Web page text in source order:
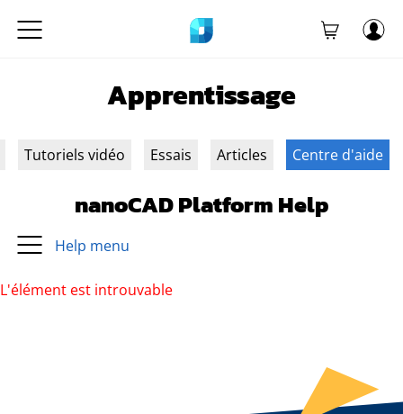
Apprentissage
Tutoriels vidéo Essais Articles Centre d'aide
nanoCAD Platform Help
Help menu
L'élément est introuvable